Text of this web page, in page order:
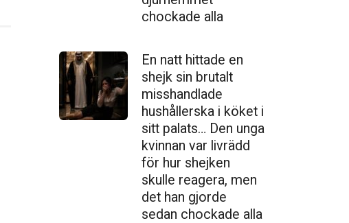
chockade alla
En natt hittade en
shejk sin brutalt
misshandlade
hushållerska i köket i
sitt palats… Den unga
kvinnan var livrädd
för hur shejken
skulle reagera, men
det han gjorde
sedan chockade alla